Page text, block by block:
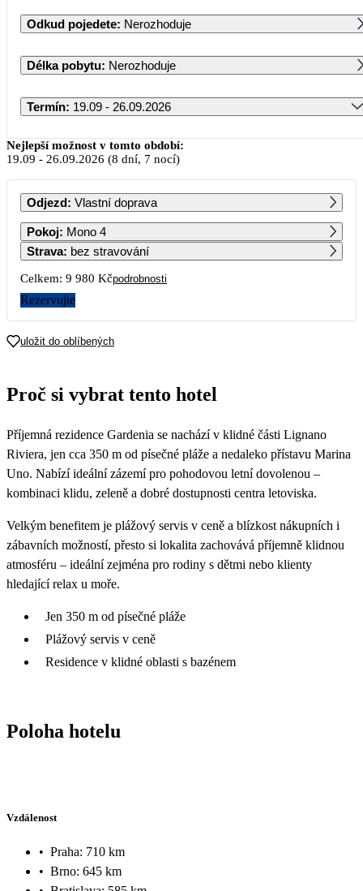
Odkud pojedete: Nerozhoduje
Délka pobytu: Nerozhoduje
Termín: 19.09 - 26.09.2026
Září 2026
PO ÚT ST ČT PÁ SO NE
1 2 3 4 5 6
7 8 9 10 11 12 13
7 580 4 990
21
28 29 30
Nejlepší možnost v tomto období:
19.09 - 26.09.2026 (8 dní, 7 nocí)
Odjezd: Vlastní doprava
Pokoj: Mono 4
Strava: bez stravování
Celkem: 9 980 Kčpodrobnosti
Rezervujte
uložit do oblíbených
Proč si vybrat tento hotel
Příjemná rezidence Gardenia se nachází v klidné části Lignano
Riviera, jen cca 350 m od písečné pláže a nedaleko přístavu Marina
Uno. Nabízí ideální zázemí pro pohodovou letní dovolenou –
kombinaci klidu, zeleně a dobré dostupnosti centra letoviska.
Velkým benefitem je plážový servis v ceně a blízkost nákupních i
zábavních možností, přesto si lokalita zachovává příjemně klidnou
atmosféru – ideální zejména pro rodiny s dětmi nebo klienty
hledající relax u moře.
Jen 350 m od písečné pláže
Plážový servis v ceně
Residence v klidné oblasti s bazénem
Poloha hotelu
Vzdálenost
• Praha: 710 km
• Brno: 645 km